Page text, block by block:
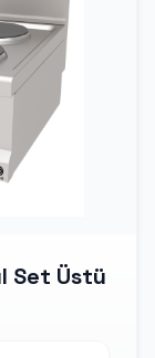
Set Üstü